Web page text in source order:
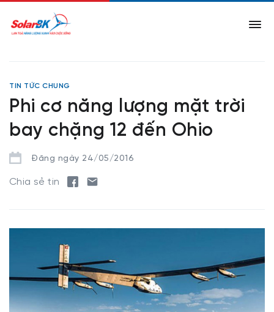
TIN TỨC CHUNG
Phi cơ năng lượng mặt trời
bay chặng 12 đến Ohio
Đăng ngày 24/05/2016
Chia sẻ tin